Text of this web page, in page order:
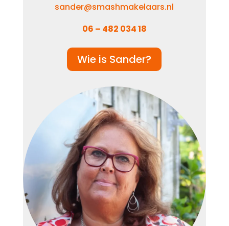
sander@smashmakelaars.nl
06 – 482 034 18
Wie is Sander?